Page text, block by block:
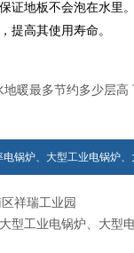
证地板不会泡在水里
提高其使用寿命。
暖最多节约多少层高
锅炉、大型工业电锅炉
祥瑞工业园
型工业电锅炉、大型